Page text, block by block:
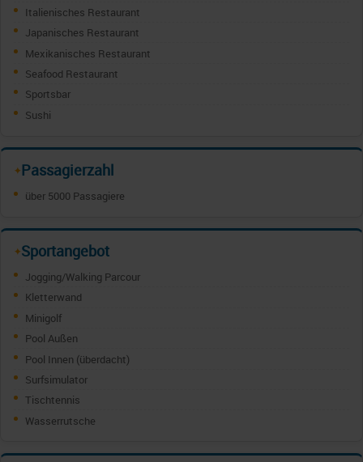
Italienisches Restaurant
Japanisches Restaurant
Mexikanisches Restaurant
Seafood Restaurant
Sportsbar
Sushi
✦Passagierzahl
über 5000 Passagiere
✦Sportangebot
Jogging/Walking Parcour
Kletterwand
Minigolf
Pool Außen
Pool Innen (überdacht)
Surfsimulator
Tischtennis
Wasserrutsche